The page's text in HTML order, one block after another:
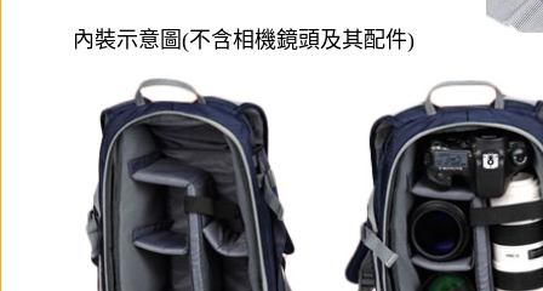
內裝示意圖(不含相機鏡頭及其配件)